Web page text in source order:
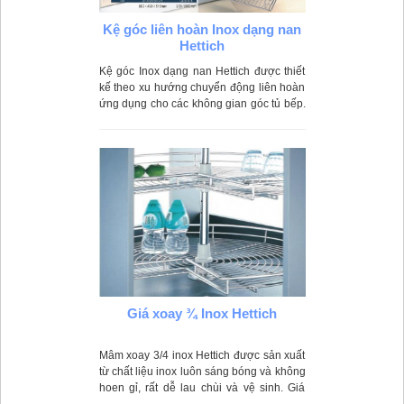
Kệ góc liên hoàn Inox dạng nan
Hettich
Kệ góc Inox dạng nan Hettich được thiết
kế theo xu hướng chuyển động liên hoàn
ứng dụng cho các không gian góc tủ bếp.
Giá xoay ¾ Inox Hettich
Mâm xoay 3/4 inox Hettich được sản xuất
từ chất liệu inox luôn sáng bóng và không
hoen gỉ, rất dễ lau chùi và vệ sinh. Giá